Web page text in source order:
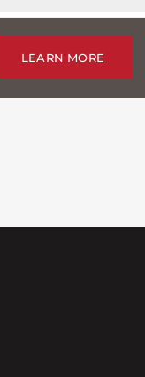
LEARN MORE